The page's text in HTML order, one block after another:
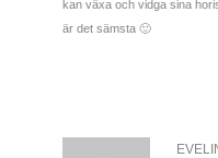
kan växa och vidga sina
är det sämsta 🙂